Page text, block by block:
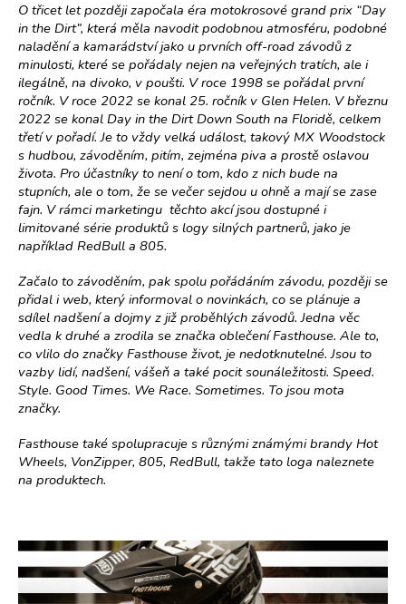
O třicet let později započala éra motokrosové grand prix “Day
in the Dirt”, která měla navodit podobnou atmosféru, podobné
naladění a kamarádství jako u prvních off-road závodů z
minulosti, které se pořádaly nejen na veřejných tratích, ale i
ilegálně, na divoko, v poušti. V roce 1998 se pořádal první
ročník. V roce 2022 se konal 25. ročník v Glen Helen. V březnu
2022 se konal Day in the Dirt Down South na Floridě, celkem
třetí v pořadí. Je to vždy velká událost, takový MX Woodstock
s hudbou, závoděním, pitím, zejména piva a prostě oslavou
života. Pro účastníky to není o tom, kdo z nich bude na
stupních, ale o tom, že se večer sejdou u ohně a mají se zase
fajn. V rámci marketingu těchto akcí jsou dostupné i
limitované série produktů s logy silných partnerů, jako je
například RedBull a 805.
Začalo to závoděním, pak spolu pořádáním závodu, později se
přidal i web, který informoval o novinkách, co se plánuje a
sdílel nadšení a dojmy z již proběhlých závodů. Jedna věc
vedla k druhé a zrodila se značka oblečení Fasthouse. Ale to,
co vlilo do značky Fasthouse život, je nedotknutelné. Jsou to
vazby lidí, nadšení, vášeň a také pocit sounáležitosti. Speed.
Style. Good Times. We Race. Sometimes. To jsou mota
značky.
Fasthouse také spolupracuje s různými známými brandy Hot
Wheels, VonZipper, 805, RedBull, takže tato loga naleznete
na produktech.